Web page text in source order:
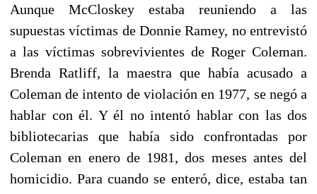
Aunque McCloskey estaba reuniendo a las
supuestas víctimas de Donnie Ramey, no entrevistó
a las víctimas sobrevivientes de Roger Coleman.
Brenda Ratliff, la maestra que había acusado a
Coleman de intento de violación en 1977, se negó a
hablar con él. Y él no intentó hablar con las dos
bibliotecarias que había sido confrontadas por
Coleman en enero de 1981, dos meses antes del
homicidio. Para cuando se enteró, dice, estaba tan